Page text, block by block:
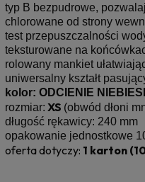
typ B bezpudrowe,
chlorowane od strony
test przepuszczalności
teksturowane na
rolowany mankiet
uniwersalny kształt
kolor: ODCIENIE
rozmiar: XS (obwód dłoni
długość rękawicy: 240 mm
opakowanie jednostkowe
oferta dotyczy: 1 karton